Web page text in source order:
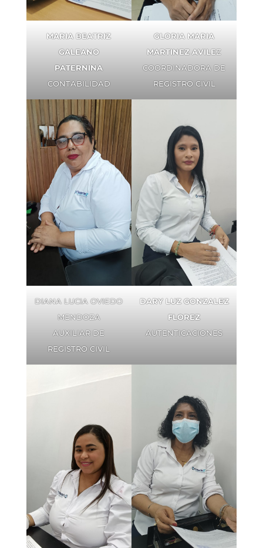
MARIA BEATRIZ
GALEANO
PATERNINA
CONTABILIDAD
GLORIA MARIA
MARTINEZ AVILEZ
COORDINADORA DE
REGISTRO CIVIL
DIANA LUCIA OVIEDO
MENDOZA
AUXILIAR DE
REGISTRO CIVIL
DARY LUZ GONZALEZ
FLOREZ
AUTENTICACIONES